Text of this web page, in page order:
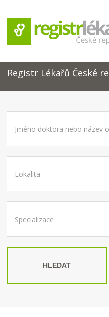
Registr Lékařů České
HLEDAT